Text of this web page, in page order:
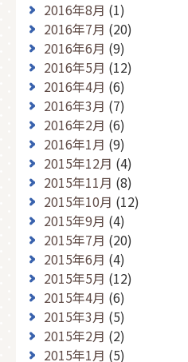
2016年8月 (1)
2016年7月 (20)
2016年6月 (9)
2016年5月 (12)
2016年4月 (6)
2016年3月 (7)
2016年2月 (6)
2016年1月 (9)
2015年12月 (4)
2015年11月 (8)
2015年10月 (12)
2015年9月 (4)
2015年7月 (20)
2015年6月 (4)
2015年5月 (12)
2015年4月 (6)
2015年3月 (5)
2015年2月 (2)
2015年1月 (5)